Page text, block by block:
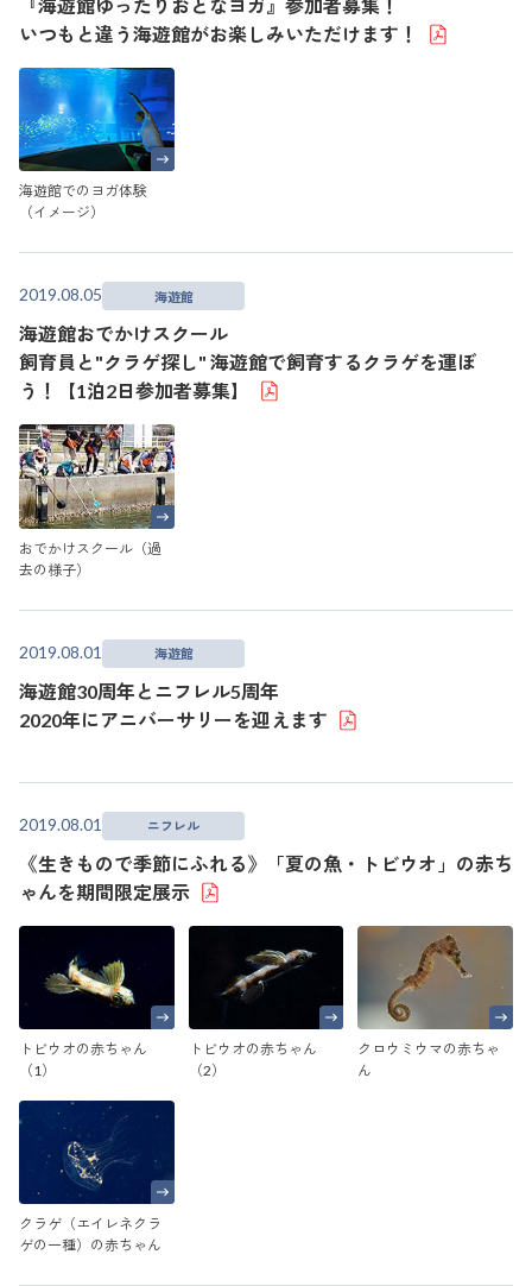
『海遊館ゆったりおとなヨガ』参加者募集！
いつもと違う海遊館がお楽しみいただけます！
海遊館でのヨガ体験
（イメージ）
2019.08.05 海遊館
海遊館おでかけスクール
飼育員と"クラゲ探し" 海遊館で飼育するクラゲを運ぼ
う！【1泊2日参加者募集】
おでかけスクール（過
去の様子）
2019.08.01 海遊館
海遊館30周年とニフレル5周年
2020年にアニバーサリーを迎えます
2019.08.01 ニフレル
《生きもので季節にふれる》「夏の魚・トビウオ」の赤ち
ゃんを期間限定展示
トビウオの赤ちゃん
（1）
トビウオの赤ちゃん
（2）
クロウミウマの赤ちゃ
ん
クラゲ（エイレネクラ
ゲの一種）の赤ちゃん